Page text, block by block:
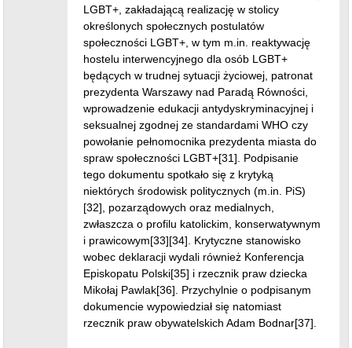
LGBT+, zakładającą realizację w stolicy
określonych społecznych postulatów
społeczności LGBT+, w tym m.in. reaktywację
hostelu interwencyjnego dla osób LGBT+
będących w trudnej sytuacji życiowej, patronat
prezydenta Warszawy nad Paradą Równości,
wprowadzenie edukacji antydyskryminacyjnej i
seksualnej zgodnej ze standardami WHO czy
powołanie pełnomocnika prezydenta miasta do
spraw społeczności LGBT+[31]. Podpisanie
tego dokumentu spotkało się z krytyką
niektórych środowisk politycznych (m.in. PiS)
[32], pozarządowych oraz medialnych,
zwłaszcza o profilu katolickim, konserwatywnym
i prawicowym[33][34]. Krytyczne stanowisko
wobec deklaracji wydali również Konferencja
Episkopatu Polski[35] i rzecznik praw dziecka
Mikołaj Pawlak[36]. Przychylnie o podpisanym
dokumencie wypowiedział się natomiast
rzecznik praw obywatelskich Adam Bodnar[37].